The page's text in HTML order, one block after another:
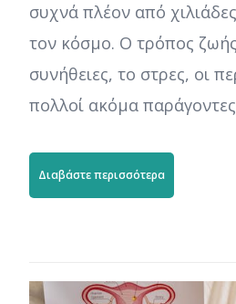
συχνά πλέον από
τον κόσμο. Ο τρόπος
συνήθειες, το στρες, οι
πολλοί ακόμα
Διαβάστε περισσότερα